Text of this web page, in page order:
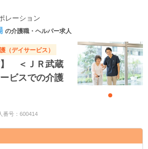
レーション
の介護職・ヘルパー求人
（デイサービス）
】 ＜ＪＲ武蔵
ビスでの介護
番号：600414